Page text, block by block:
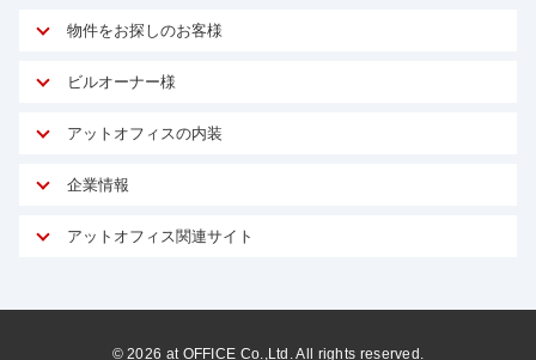
物件をお探しのお客様
アットオフィスが選ばれる理由
ご契約者様インタビュー
オフィスお役立ちコラム
ビルオーナー様
オーナー様向けサービス
マイソク作成
物件情報から成約賃料を予測
リノベーション
サブリース
アットオフィスの内装
サービス内容
内装に関するよくある質問
企業情報
アットオフィス関連サイト
アットレジデンス
ビルアド
©2026 at OFFICE Co.,Ltd. All rights reserved.